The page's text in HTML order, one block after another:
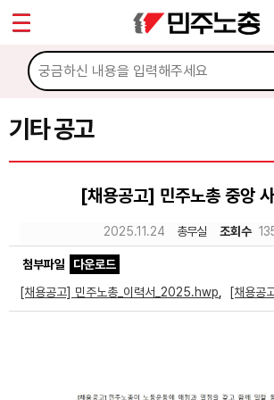
기타 공고
[채용공고] 민주노총 중앙
2025.11.24 총무실 조회수
첨부파일
다운로드
[채용공고] 민주노총_이력서_2025.hwp
[채용공
마이페이지
소개
소식
공지사항
노동상담
Sketchbook5, 스케치
Sketchbook5, 스케치